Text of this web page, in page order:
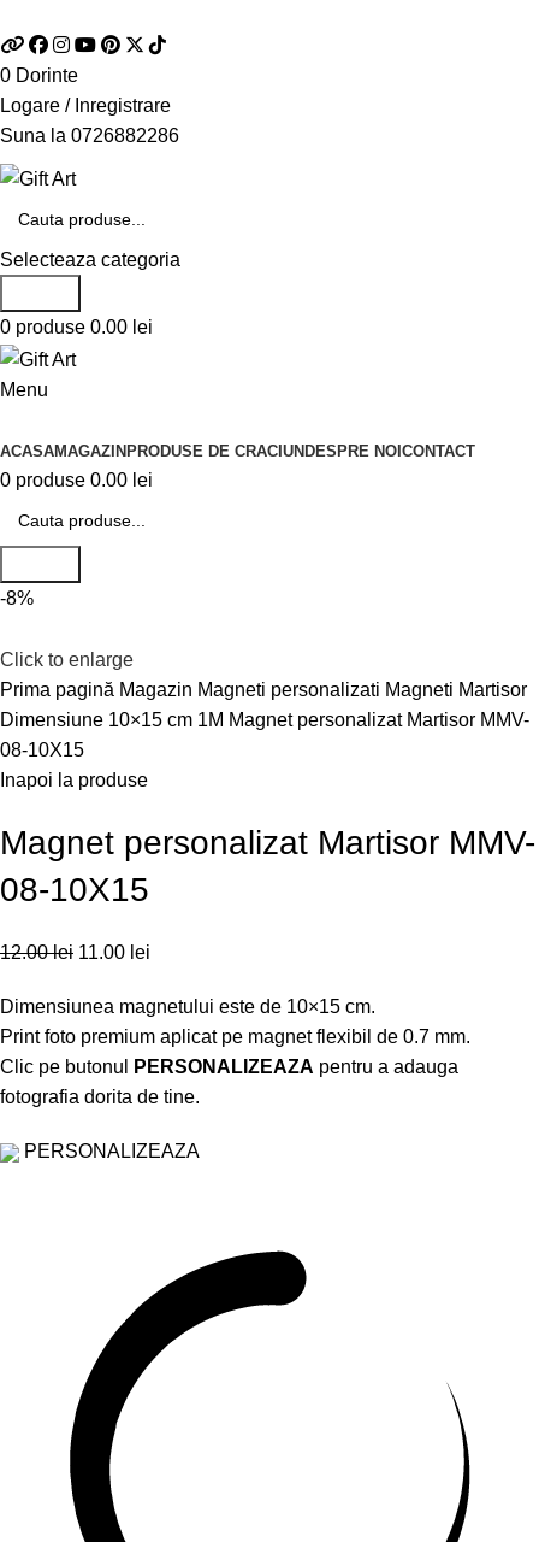
0 Dorinte
Logare / Inregistrare
Suna la 0726882286
Selecteaza categoria
0 produse 0.00 lei
Menu
ACASAMAGAZINPRODUSE DE CRACIUNDESPRE NOICONTACT
0 produse 0.00 lei
-8%
Click to enlarge
Prima pagină Magazin Magneti personalizati Magneti Martisor
Dimensiune 10×15 cm 1M Magnet personalizat Martisor MMV-
08-10X15
Inapoi la produse
Magnet personalizat Martisor MMV-
08-10X15
12.00lei 11.00 lei
Dimensiunea magnetului este de 10×15 cm.
Print foto premium aplicat pe magnet flexibil de 0.7 mm.
Clic pe butonul
PERSONALIZEAZA pentru a adauga
fotografia dorita de tine.
PERSONALIZEAZA